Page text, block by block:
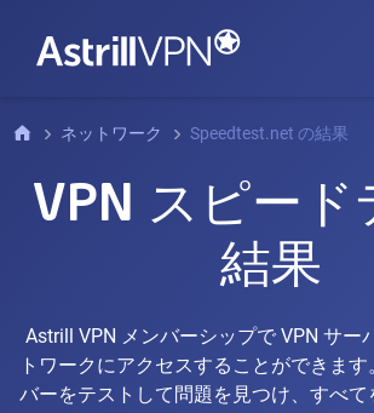
ネットワーク Speedtest.net の結果
VPN スピード
結果
Astrill VPN メンバーシップで VPN サー
トワークにアクセスすることができま
バーをテストして問題を見つけ、すべ